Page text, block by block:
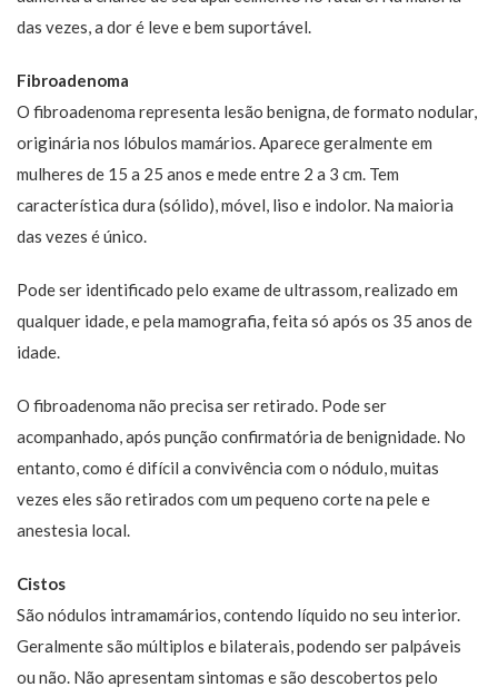
das vezes, a dor é leve e bem suportável.
Fibroadenoma
O fibroadenoma representa lesão benigna, de formato nodular,
originária nos lóbulos mamários. Aparece geralmente em
mulheres de 15 a 25 anos e mede entre 2 a 3 cm. Tem
característica dura (sólido), móvel, liso e indolor. Na maioria
das vezes é único.
Pode ser identificado pelo exame de ultrassom, realizado em
qualquer idade, e pela mamografia​, feita só após os 35 anos de
idade.
O fibroadenoma não precisa ser retirado. Pode ser
acompanhado, após punção confirmatória de benignidade. No
entanto, como é difícil a convivência com o nódulo, muitas
vezes eles são retirados com um pequeno corte na pele e
anestesia local.
Cistos
São nódulos intramamários, contendo líquido no seu interior.
Geralmente são múltiplos e bilaterais, podendo ser palpáveis
ou não. Não apresentam sintomas e são descobertos pelo